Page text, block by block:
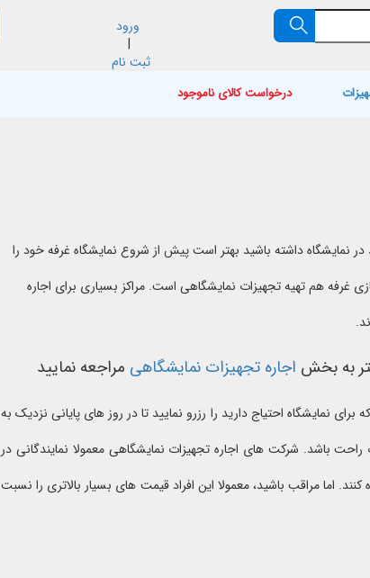
ورود
|
ثبت نام
درخواست کالای ناموجود
داشته باشید بهتر است پیش از شروع نمایشگاه غرفه خود را
غرفه هم تهیه تجهیزات نمایشگاهی است. مراکز بسیاری برای اجاره
به بخش اجاره تجهیزات نمایشگاهی مراجعه نمایید
نمایشگاه احتیاج دارید را رزرو نمایید تا در روز های پایانی نزدیک به
راحت باشد. شرکت های اجاره تجهیزات نمایشگاهی معمولا نمایندگانی در
اما مراقب باشید، معمولا این افراد قیمت های بسیار بالاتری را نسبت